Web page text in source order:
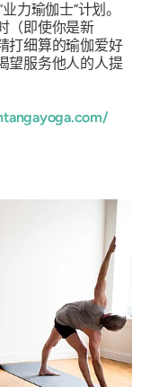
力瑜伽士”计划。
（即使你是新
打细算的瑜伽爱好
望服务他人的人提
/